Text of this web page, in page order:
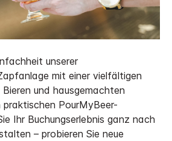
unserer
mit einer vielfältigen
und hausgemachten
praktischen PourMyBeer-
Ihr Buchungserlebnis ganz nach
– probieren Sie neue